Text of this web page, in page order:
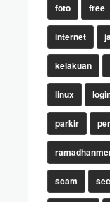
foto free
internet
kelakuan
linux
parkir
scam